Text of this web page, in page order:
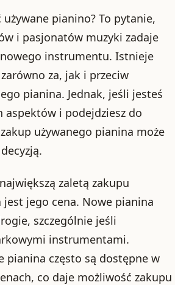
pianino? To pytanie,
i pasjonatów muzyki zadaje
instrumentu. Istnieje
za, jak i przeciw
pianina. Jednak, jeśli jesteś
aspektów i podejdziesz do
używanego pianina może
zaletą zakupu
jego cena. Nowe pianina
szczególnie jeśli
instrumentami.
pianina często są dostępne w
co daje możliwość zakupu